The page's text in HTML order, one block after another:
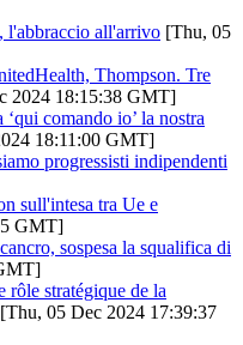
l'abbraccio all'arrivo [Thu, 05
Thompson. Tre
2024 18:15:38 GMT]
comando io’ la nostra
18:11:00 GMT]
progressisti indipendenti
sull'intesa tra Ue e
GMT]
sospesa la squalifica di
rôle stratégique de la
[Thu, 05 Dec 2024 17:39:37